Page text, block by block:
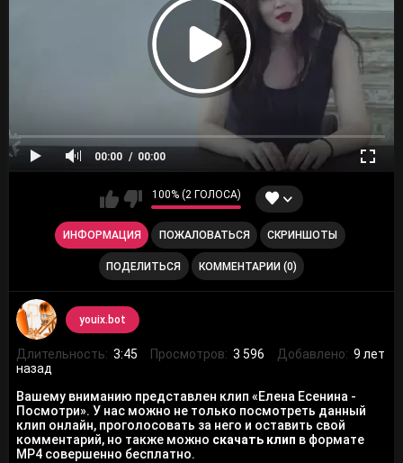
00:00 00:00
100% (2 ГОЛОСА)
ИНФОРМАЦИЯ ПОЖАЛОВАТЬСЯ СКРИНШОТЫ
ПОДЕЛИТЬСЯ КОММЕНТАРИИ (0)
youix.bot
Длительность: 3:45 Просмотров: 3 596 Добавлено: 9 лет
назад
Вашему вниманию представлен клип «Елена Есенина -
Посмотри». У нас можно не только посмотреть данный
клип онлайн, проголосовать за него и оставить свой
комментарий, но также можно скачать клип в формате
MP4 совершенно бесплатно.